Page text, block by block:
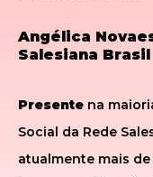
Angélica
Salesiana Brasil
Presente na
Social da Rede
atualmente mais